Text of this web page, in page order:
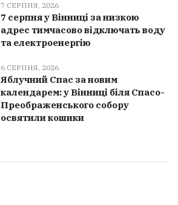
7 СЕРПНЯ, 2026
7 серпня у Вінниці за низкою
адрес тимчасово відключать воду
та електроенергію
6 СЕРПНЯ, 2026
Яблучний Спас за новим
календарем: у Вінниці біля Спасо-
Преображенського собору
освятили кошики